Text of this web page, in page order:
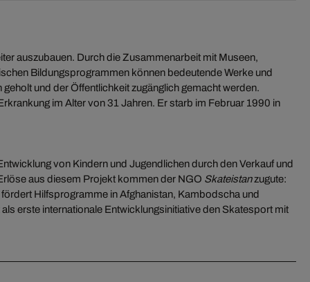
auszubauen. Durch die Zusammenarbeit mit Museen,
Bildungsprogrammen können bedeutende Werke und
und der Öffentlichkeit zugänglich gemacht werden.
im Alter von 31 Jahren. Er starb im Februar 1990 in
von Kindern und Jugendlichen durch den Verkauf und
aus diesem Projekt kommen der NGO Skateistanzugute:
Hilfsprogramme in Afghanistan, Kambodscha und
erste internationale Entwicklungsinitiative den Skatesport mit